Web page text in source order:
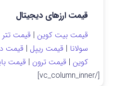
قیمت ارزهای دیجیتال
قیمت بیت کوین | قیمت تتر
سولانا | قیمت ریپل | قیمت
کوین | قیمت ترون | قیمت
[/vc_column_inner]